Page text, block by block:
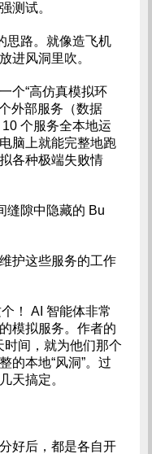
测试。
思路。就像造飞机
进风洞里吹。
个“高仿真模拟环
外部服务（数据
个服务全本地运
脑上就能完整地跑
各种极端失败情
缝隙中隐藏的 Bu
护这些服务的工作
！ AI 智能体非常
模拟服务。作者的
时间，就为他们那个
的本地“风洞”。过
天搞定。
好后，都是各自开